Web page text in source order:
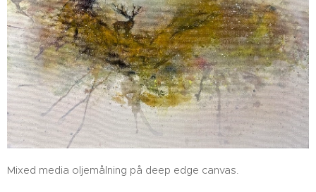
Mixed media oljemålning på deep edge canvas.